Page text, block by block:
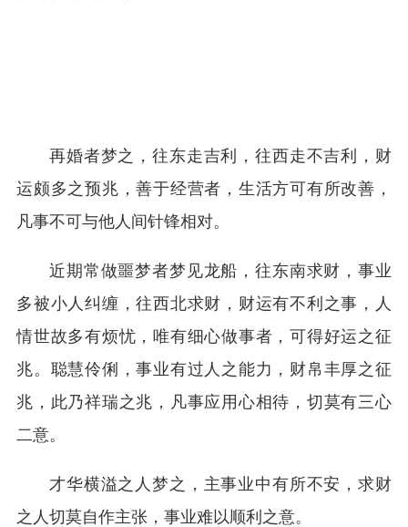
再婚者梦之，往东走吉利，往西走不吉利，财
运颇多之预兆，善于经营者，生活方可有所改善，
凡事不可与他人间针锋相对。
近期常做噩梦者梦见龙船，往东南求财，事业
多被小人纠缠，往西北求财，财运有不利之事，人
情世故多有烦忧，唯有细心做事者，可得好运之征
兆。聪慧伶俐，事业有过人之能力，财帛丰厚之征
兆，此乃祥瑞之兆，凡事应用心相待，切莫有三心
二意。
才华横溢之人梦之，主事业中有所不安，求财
之人切莫自作主张，事业难以顺利之意。